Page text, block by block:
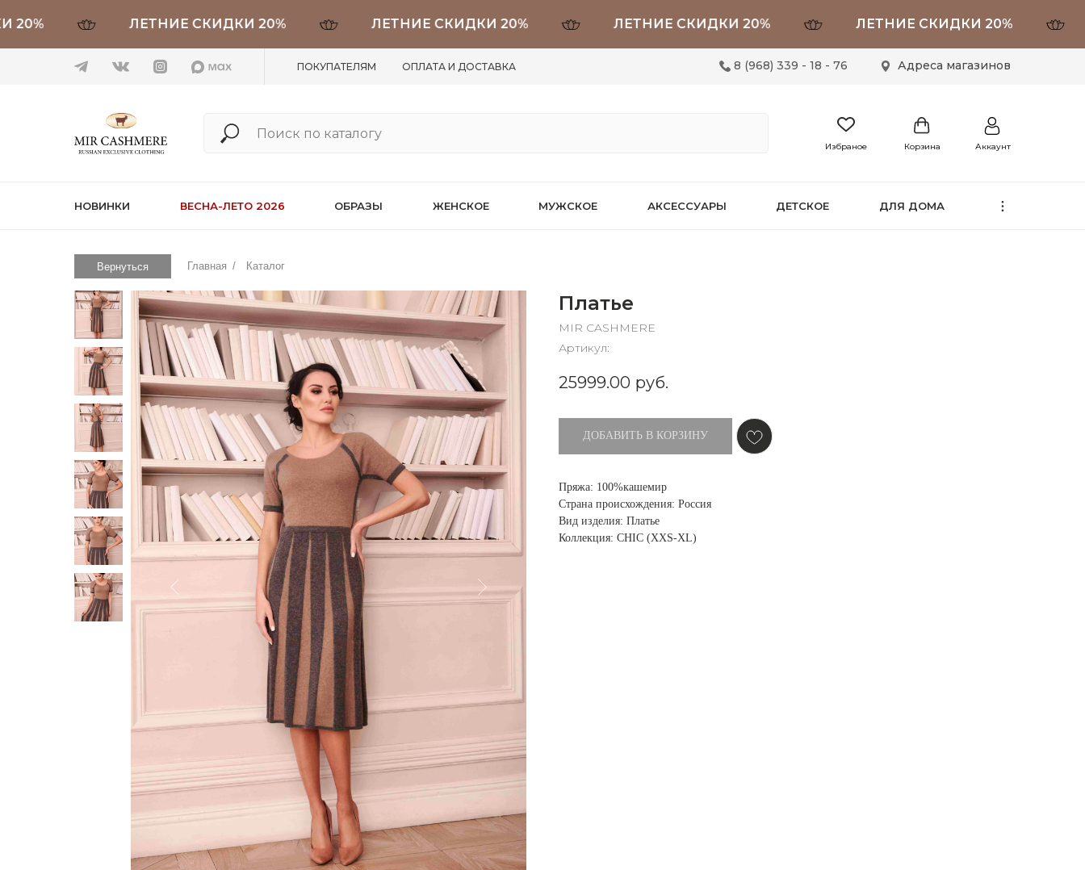
ЛЕТНИЕ СКИДКИ 20% ЛЕТНИЕ СКИДКИ 20% ЛЕТНИЕ СКИДКИ 20% ЛЕТНИЕ СКИДКИ 20%
ПОКУПАТЕЛЯМ ОПЛАТА И ДОСТАВКА Адреса магазинов
8 (968) 339 - 18 - 76
НОВИНКИ ВЕСНА-ЛЕТО 2026 ОБРАЗЫ ЖЕНСКОЕ МУЖСКОЕ АКСЕССУАРЫ ДЕТСКОЕ ДЛЯ ДОМА
Аккаунт
Корзина
Избраное
Вернуться Главная Каталог
/
Платье
MIR CASHMERE
Артикул:
25999.00 руб.
ДОБАВИТЬ В КОРЗИНУ
Пряжа: 100%кашемир
Страна происхождения: Россия
Вид изделия: Платье
Коллекция: CHIC (XXS-XL)